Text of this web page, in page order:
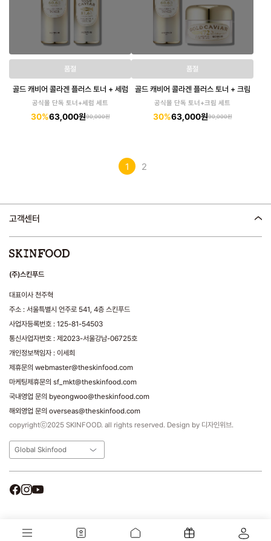
품절
골드 캐비어 콜라겐 플러스 토너 + 세럼
공식몰 단독 토너+세럼 세트
30%63,000원90,000원
품절
골드 캐비어 콜라겐 플러스 토너 + 크림
공식몰 단독 토너+크림 세트
30%63,000원90,000원
1 2
고객센터
(주)스킨푸드
대표이사 천주혁
주소 : 서울특별시 언주로 541, 4층 스킨푸드
사업자등록번호 : 125-81-54503
통신사업자번호 : 제2023-서울강남-06725호
개인정보책임자 : 이세희
제휴문의 webmaster@theskinfood.com
마케팅제휴문의 sf_mkt@theskinfood.com
국내영업 문의 byeongwoo@theskinfood.com
해외영업 문의 overseas@theskinfood.com
copyrightⓒ2025 SKINFOOD. all rights reserved. Design by 디자인위브.
Global Skinfood